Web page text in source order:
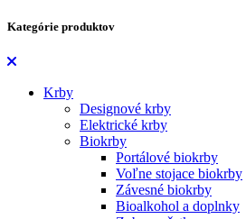
Kategórie produktov
Krby
Designové krby
Elektrické krby
Biokrby
Portálové biokrby
Voľne stojace biokrby
Závesné biokrby
Bioalkohol a doplnky